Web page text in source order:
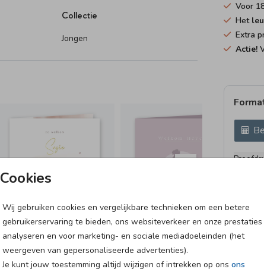
Cookies
Wij gebruiken cookies en vergelijkbare technieken om een betere
gebruikerservaring te bieden, ons websiteverkeer en onze
analyseren en voor marketing- en sociale mediadoeleinden (het
weergeven van gepersonaliseerde advertenties).
Je kunt jouw toestemming altijd wijzigen of intrekken op ons ons
Collectie
Jongen
Voor
Het
Extra
Actie!
13 × 13
15 × 15